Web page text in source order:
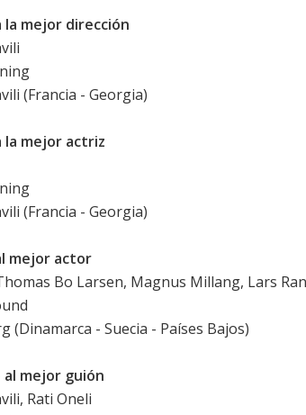
la mejor dirección
(Francia - Georgia)
la mejor actriz
(Francia - Georgia)
mejor actor
Bo Larsen, Magnus Millang, Lars
(Dinamarca - Suecia - Países Bajos)
al mejor guión
Rati Oneli